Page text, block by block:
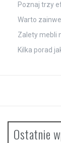
Poznaj trzy
Warto
Zalety mebli
Kilka porad
Ostatnie